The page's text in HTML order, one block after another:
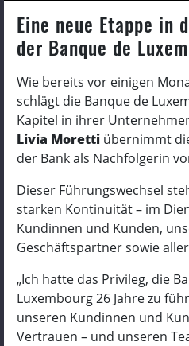
Eine neue Etappe in
der Banque de
Wie bereits vor einigen
schlägt die Banque de
Kapitel in ihrer
Livia Morettiübernimmt
der Bank als Nachfolgerin
Dieser Führungswechsel
starken Kontinuität – im
Kundinnen und Kunden,
Geschäftspartner sowie
„Ich hatte das Privileg, die
Luxembourg 26 Jahre zu
unseren Kundinnen und
Vertrauen – und unseren